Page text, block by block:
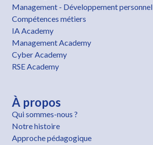
Management - Développement personnel
Compétences métiers
IA Academy
Management Academy
Cyber Academy
RSE Academy
À propos
Qui sommes-nous ?
Notre histoire
Approche pédagogique